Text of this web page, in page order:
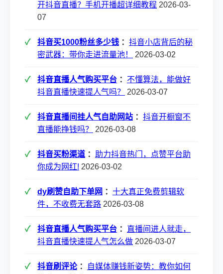
开抖音直播？手机开播超详细教程 2026-03-
07
抖音买1000粉丝多少钱 ： 抖音小店背后的秘
密武器：带你走进流量池！
2026-03-02
抖音直播人气购买平台 ： 不懂算法，能做好
抖音直播快速提人气吗？
2026-03-07
抖音直播间挂人气自助网站 ： 抖音开橱窗不
直播能挣钱吗？
2026-03-08
抖音买粉渠道 ： 助力抖音热门，点赞平台助
你成为网红! 2026-03-02
dy刷赞自助下单网 ： 十大真正免费剪辑软
件，不收费无套路 2026-03-08
抖音直播人气购买平台 ： 直播间进人就走，
抖音直播快速提人气怎么做 2026-03-07
抖音刷评论：
自媒体赚钱新姿势：教你如何